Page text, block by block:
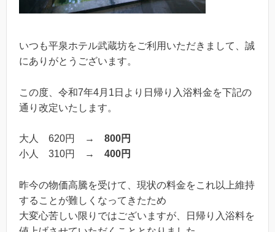
いつも平泉ホテル武蔵坊をご利用いただきまして、誠
にありがとうございます。
この度、令和7年4月1日より日帰り入浴料金を下記の
通り改定いたします。
大人 620円 → 800円
小人 310円 → 400円
昨今の物価高騰を受けて、現状の料金をこれ以上維持
することが難しくなってきたため
大変心苦しい限りではございますが、日帰り入浴料を